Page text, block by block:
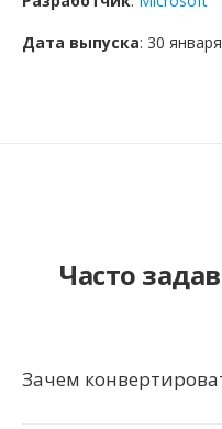
Дата выпуска: 30
Часто
Зачем